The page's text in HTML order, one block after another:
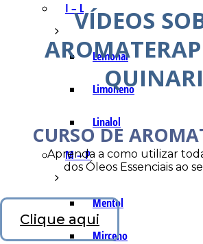
I – L
Lemonal
Limoneno
Linalol
M – P
Mentol
Mirceno
VÍDEOS
QUINARI
CURSO DE
Aprenda a como utilizar
dos Óleos Essenciais ao
Clique aqui